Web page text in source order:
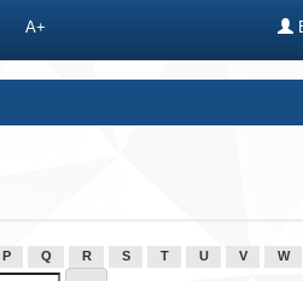
A+
P Q R S T U V W